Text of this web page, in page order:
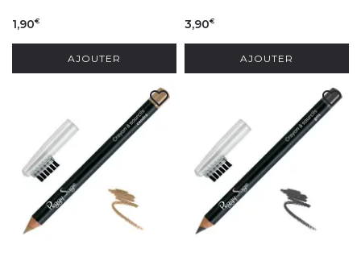
1,90€
AJOUTER
3,90€
AJOUTER